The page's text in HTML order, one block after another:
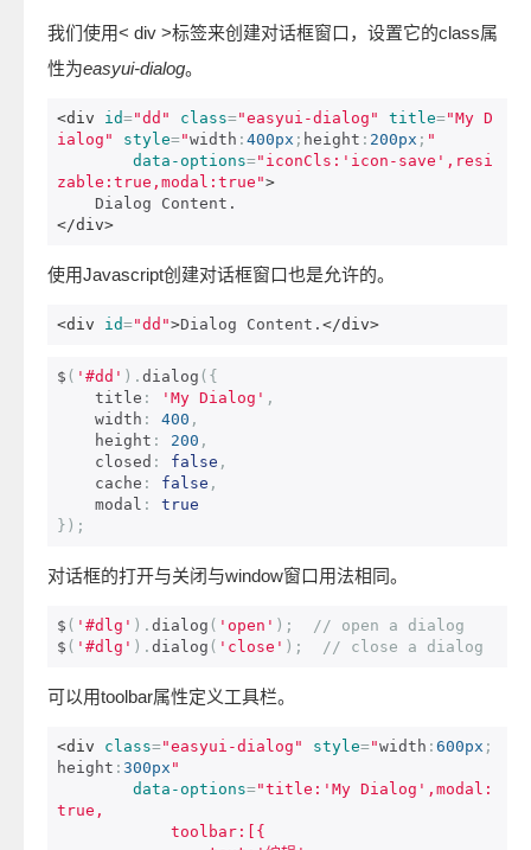
我们使用< div >标签来创建对话框窗口，设置它的class属
性为easyui-dialog。
<div id="dd" class="easyui-dialog" title="My D
ialog"
style="width : 400px ; height : 200px ; "
data-options="iconCls:'icon-save',resi
zable:true,modal:true">
</div>
使用Javascript创建对话框窗口也是允许的。
<div id="dd">Dialog Content. </div>
$ ( '#dd' ). dialog ({
    title
: 'My Dialog' ,
    width
: 400 ,
    height
: 200 ,
    closed
: false ,
    cache
: false ,
    modal
:
true
});
对话框的打开与关闭与window窗口用法相同。
$ ( '#dlg' ). dialog ( 'open' );
// open a dialog
$ ( '#dlg' ). dialog ( 'close' ); // close a dialog
可以用toolbar属性定义工具栏。
<div class="easyui-dialog" style="width : 600px ;
height : 300px "
data-options="title:'My Dialog',modal:
true,